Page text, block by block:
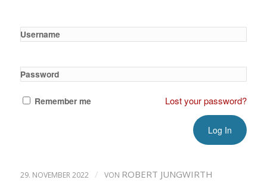
Username
Password
Remember me Lost your password?
29. NOVEMBER 2022 / VON ROBERT JUNGWIRTH